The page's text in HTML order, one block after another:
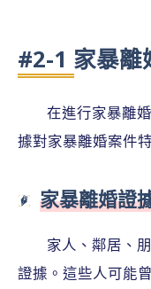
#2-1 家暴離
在進行家暴離
據對家暴離婚案件
家暴離婚證
家人、鄰居、
證據。這些人可能